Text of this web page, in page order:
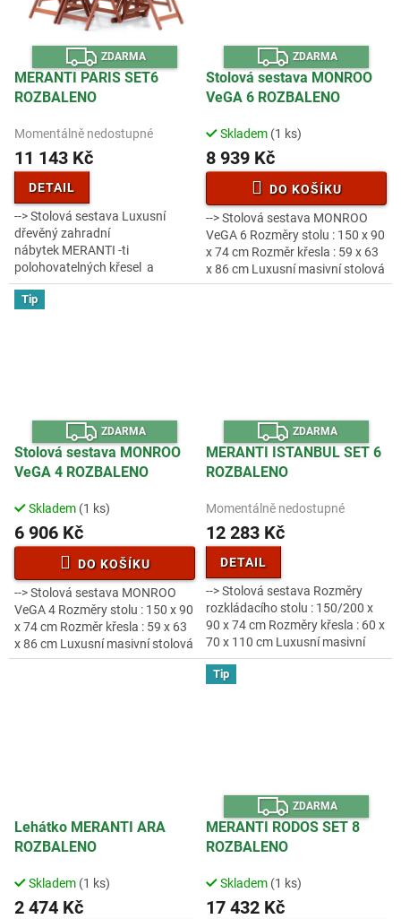
Z
D
A
R
M
ZDARMA
MERANTI PARIS SET6
ROZBALENO
Momentálně nedostupné
11 143 Kč
DETAIL
--> Stolová sestava Luxusní
dřevěný zahradní
nábytek MERANTI -ti
polohovatelných křesel a
rozkládacího stolu z exotického,
velice trvanlivého a tvrdého
Z
D
A
R
M
ZDARMA
Stolová sestava MONROO
VeGA 6 ROZBALENO
Skladem (1 ks)
8 939 Kč
DO KOŠÍKU
--> Stolová sestava MONROO
VeGA 6 Rozměry stolu : 150 x 90
x 74 cm Rozměr křesla : 59 x 63
x 86 cm Luxusní masivní stolová
sestava 6-ti křesel a stolu z
Tip
Z
D
A
R
M
ZDARMA
Stolová sestava MONROO
VeGA 4 ROZBALENO
Skladem (1 ks)
6 906 Kč
DO KOŠÍKU
--> Stolová sestava MONROO
VeGA 4 Rozměry stolu : 150 x 90
x 74 cm Rozměr křesla : 59 x 63
x 86 cm Luxusní masivní stolová
sestava ze 4 křesel a stolu z
Z
D
A
R
M
ZDARMA
MERANTI ISTANBUL SET 6
ROZBALENO
Momentálně nedostupné
12 283 Kč
DETAIL
--> Stolová sestava Rozměry
rozkládacího stolu : 150/200 x
90 x 74 cm Rozměry křesla : 60 x
70 x 110 cm Luxusní masivní
stolová sestava 6-ti
polohovatelných křesel a...
Lehátko MERANTI ARA
ROZBALENO
Skladem (1 ks)
2 474 Kč
Tip
Z
D
A
R
M
ZDARMA
MERANTI RODOS SET 8
ROZBALENO
Skladem (1 ks)
17 432 Kč